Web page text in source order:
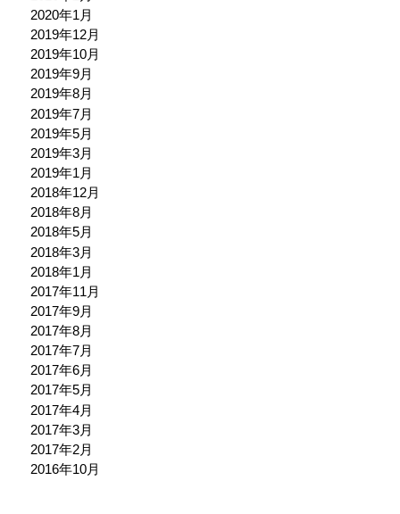
2020年1月
2019年12月
2019年10月
2019年9月
2019年8月
2019年7月
2019年5月
2019年3月
2019年1月
2018年12月
2018年8月
2018年5月
2018年3月
2018年1月
2017年11月
2017年9月
2017年8月
2017年7月
2017年6月
2017年5月
2017年4月
2017年3月
2017年2月
2016年10月